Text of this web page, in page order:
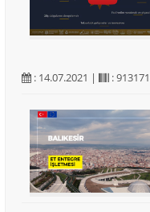
: 14.07.2021 |
: